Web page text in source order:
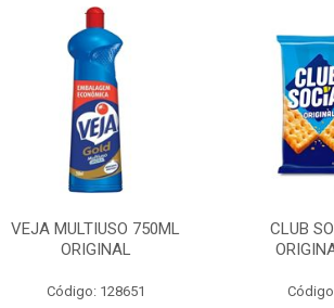
VEJA MULTIUSO 750ML
ORIGINAL
Código: 128651
CLUB